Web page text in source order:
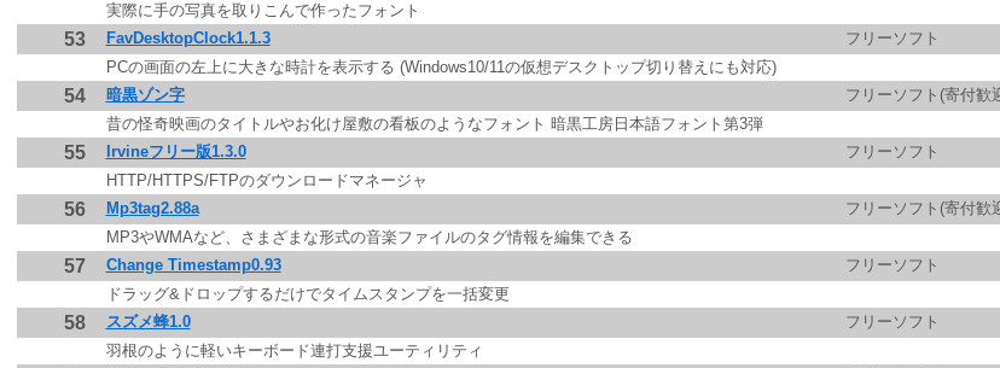
実際に手の写真を取りこんで作ったフォント
53 FavDesktopClock1.1.3 フリーソフト
PCの画面の左上に大きな時計を表示する (Windows10/11の仮想デスクトップ切り替えにも対応)
54 暗黒ゾン字 フリーソフト(寄付歓
昔の怪奇映画のタイトルやお化け屋敷の看板のようなフォント 暗黒工房日本語フォント第3弾
55 Irvineフリー版1.3.0 フリーソフト
HTTP/HTTPS/FTPのダウンロードマネージャ
56 Mp3tag2.88a フリーソフト(寄付歓
MP3やWMAなど、さまざまな形式の音楽ファイルのタグ情報を編集できる
57 Change Timestamp0.93 フリーソフト
ドラッグ&ドロップするだけでタイムスタンプを一括変更
58 スズメ蜂1.0 フリーソフト
羽根のように軽いキーボード連打支援ユーティリティ